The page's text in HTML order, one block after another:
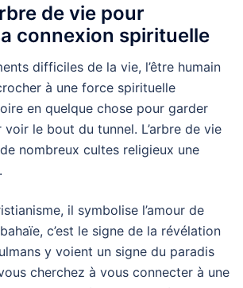
de vie pour
connexion spirituelle
difficiles de la vie, l’être humain
à une force spirituelle
en quelque chose pour garder
le bout du tunnel. L’arbre de vie
nombreux cultes religieux une
il symbolise l’amour de
c’est le signe de la révélation
y voient un signe du paradis
cherchez à vous connecter à une